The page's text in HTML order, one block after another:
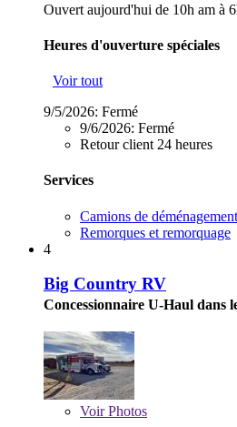
Ouvert aujourd'hui de 10h am à
Heures d'ouverture spéciales
Voir tout
9/5/2026: Fermé
9/6/2026: Fermé
Retour client 24 heures
Services
Camions de déménagement
Remorques et remorquage
4
Big Country RV
Concessionnaire U-Haul dans
VoirPhotos